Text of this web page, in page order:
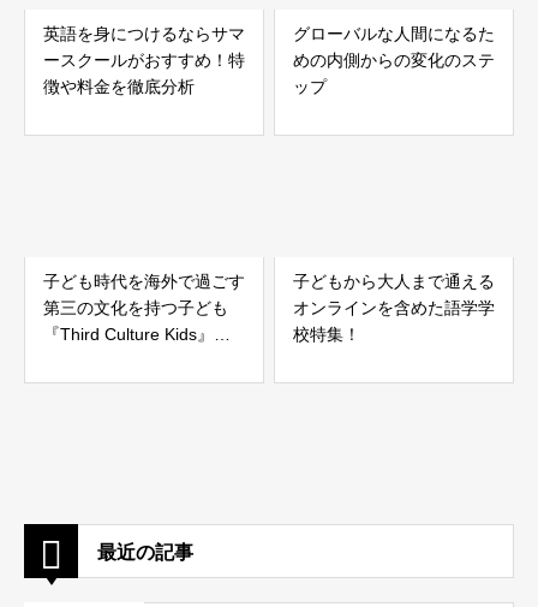
英語を身につけるならサマ
ースクールがおすすめ！特
徴や料金を徹底分析
グローバルな人間になるた
めの内側からの変化のステ
ップ
子ども時代を海外で過ごす
第三の文化を持つ子ども
『Third Culture Kids』と
子どもから大人まで通える
オンラインを含めた語学学
校特集！
最近の記事